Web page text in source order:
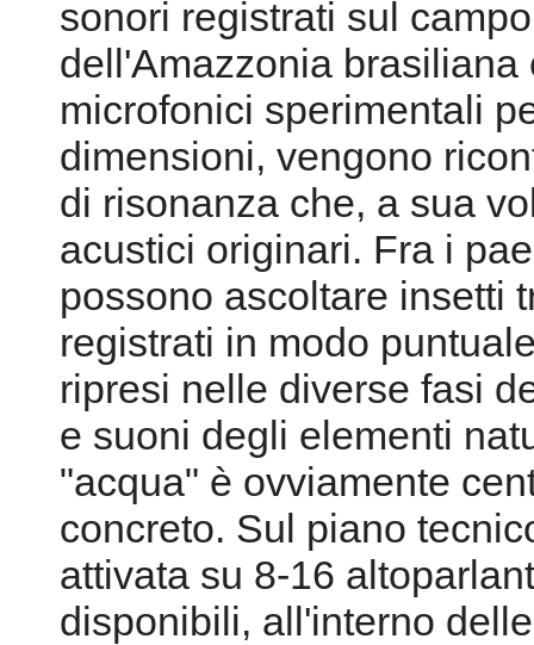
sonori registrati sul
dell'Amazzonia
microfonici sperimentali
dimensioni, vengono
di risonanza che, a sua
acustici originari. Fra i
possono ascoltare insetti
registrati in modo
ripresi nelle diverse fasi
e suoni degli elementi
"acqua" è ovviamente
concreto. Sul piano
attivata su 8-16
disponibili, all'interno